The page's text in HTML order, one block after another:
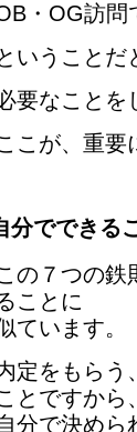
・OG訪問
いうことだ
要なことを
こが、重要
分でできる
の７つの鉄
ことに
ています。
定をもらう
とですから、
分で決めら